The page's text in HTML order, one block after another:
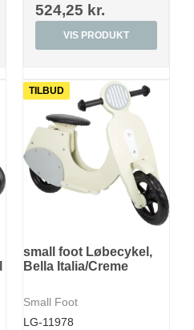
524,25 kr.
VIS PRODUKT
TILBUD
small foot Løbecykel,
Bella Italia/Creme
Small Foot
LG-11978